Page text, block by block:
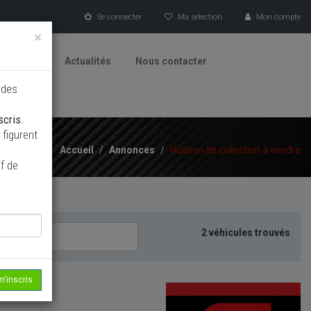
Se connecter Ma sélection Mon compte
Actualités Nous contacter
Accueil / Annonces / Hudson de collection à vendre
2 véhicules trouvés
×
.
de